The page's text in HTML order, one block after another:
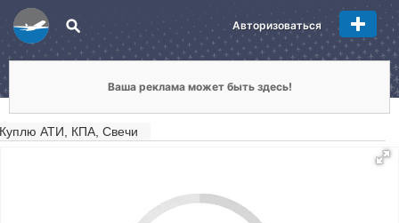
Авторизоваться
Ваша реклама может быть здесь!
Куплю АТИ, КПА, Свечи